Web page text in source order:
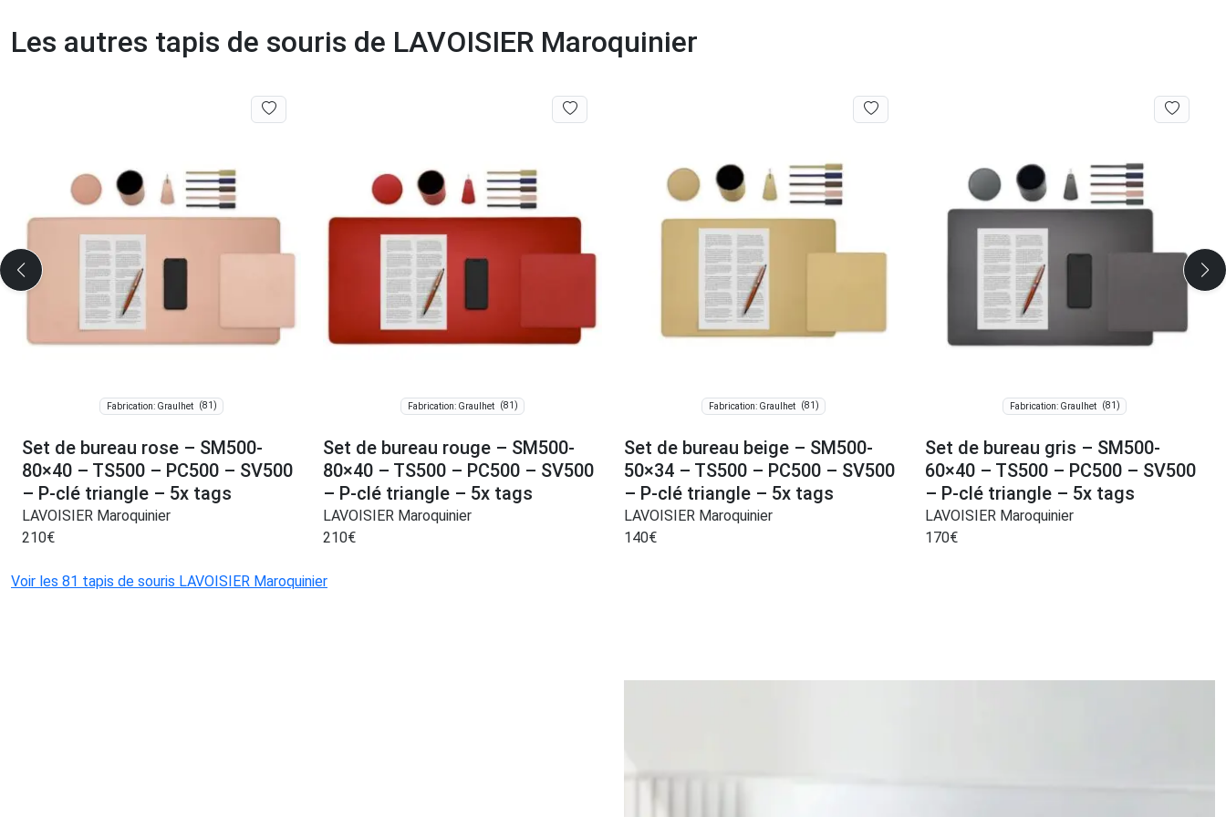
Les autres tapis de souris de LAVOISIER Maroquinier
Fabrication: Graulhet (81)
Set de bureau rose – SM500-
80×40 – TS500 – PC500 – SV500
– P-clé triangle – 5x tags
LAVOISIER Maroquinier
210€
Fabrication: Graulhet (81)
Set de bureau rouge – SM500-
80×40 – TS500 – PC500 – SV500
– P-clé triangle – 5x tags
LAVOISIER Maroquinier
210€
Fabrication: Graulhet (81)
Set de bureau beige – SM500-
50×34 – TS500 – PC500 – SV500
– P-clé triangle – 5x tags
LAVOISIER Maroquinier
140€
Fabrication: Graulhet (81)
Set de bureau gris – SM500-
60×40 – TS500 – PC500 – SV500
– P-clé triangle – 5x tags
LAVOISIER Maroquinier
170€
Voir les 81 tapis de souris LAVOISIER Maroquinier